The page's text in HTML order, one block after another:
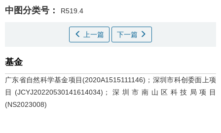
中图分类号： R519.4
上一篇 下一篇
基金
广东省自然科学基金项目(2020A1515111146)；深圳市科创委面上项
目(JCYJ20220530141614034)；深圳市南山区科技局项目
(NS2023008)